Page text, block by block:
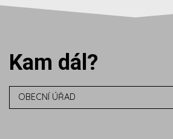
Kam dál?
OBECNÍ ÚŘAD